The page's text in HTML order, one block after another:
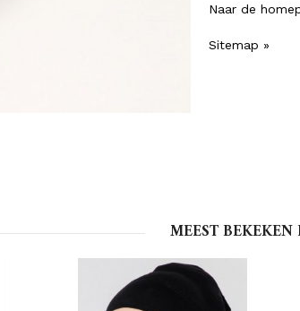
Naar de
Sitemap »
MEEST